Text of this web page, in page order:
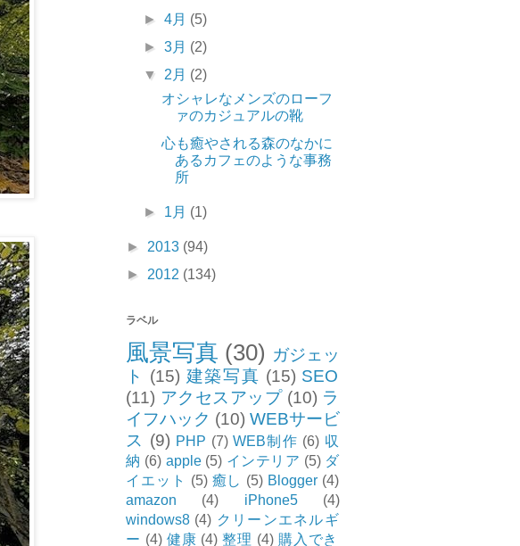
►4月 (5)
►3月 (2)
▼ 2月 (2)
オシャレなメンズのローフ
ァのカジュアルの靴
心も癒やされる森のなかに
あるカフェのような事務
所
► 1月 (1)
► 2013 (94)
► 2012 (134)
ラベル
風景写真 (30) ガジェッ
ト
(15) 建築写真 (15) SEO
(11) アクセスアップ (10) ラ
イフハック (10) WEBサービ
ス (9) PHP (7) WEB制作 (6) 収
納 (6) apple (5) インテリア (5) ダ
イエット
(5) 癒し (5) Blogger (4)
amazon
(4) iPhone5
(4)
windows8 (4) クリーンエネルギ
ー (4) 健康 (4) 整理 (4) 購入でき